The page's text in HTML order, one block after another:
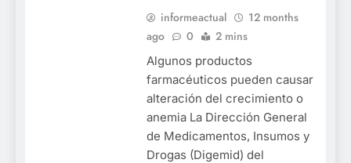
informeactual
12 months
ago
0 2 mins
Algunos productos
farmacéuticos pueden causar
alteración del crecimiento o
anemia La Dirección General
de Medicamentos, Insumos y
Drogas (Digemid) del